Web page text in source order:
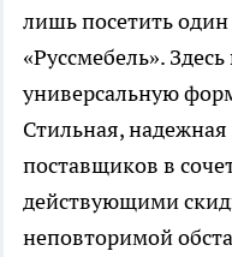
лишь посетить
«Руссмебель».
универсальную
Стильная,
поставщиков в
действующими
неповторимой